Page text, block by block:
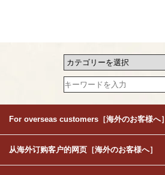
For overseas customers［海外のお客様へ］
从海外订购客户的网页［海外のお客様へ］